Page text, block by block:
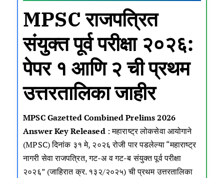
MPSC राजपत्रित
संयुक्त पूर्व परीक्षा २०२६:
पेपर १ आणि २ ची प्रथम
उत्तरतालिका जाहीर
MPSCGazetted Combined Prelims 2026
Answer Key Released: महाराष्ट्र लोकसेवा आयोगाने
(MPSC) दिनांक ३१ मे, २०२६ रोजी पार पडलेल्या “महाराष्ट्र
नागरी सेवा राजपत्रित, गट-अ व गट-ब संयुक्त पूर्व परीक्षा
२०२६” (जाहिरात क्र. १३२/२०२५) ची प्रथम उत्तरतालिका